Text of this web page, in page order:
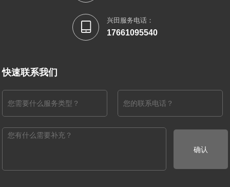
 兴田服务电话：
17661095540
快速联系我们
确认